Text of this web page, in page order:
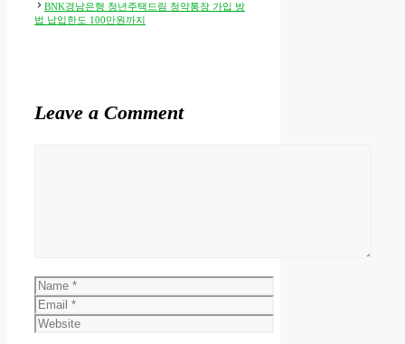
BNK경남은행 청년주택드림 청약통장 가입 방
법 납입한도 100만원까지
Leave a Comment
Name
Email
Website